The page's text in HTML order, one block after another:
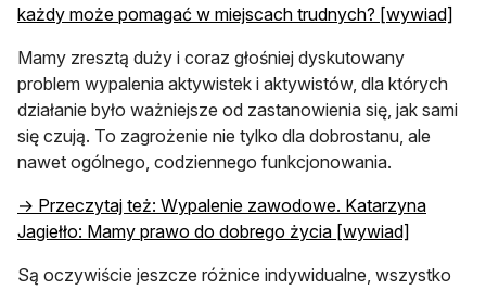
każdy może pomagać w miejscach trudnych? [wywiad]
Mamy zresztą duży i coraz głośniej dyskutowany
problem wypalenia aktywistek i aktywistów, dla których
działanie było ważniejsze od zastanowienia się, jak sami
się czują. To zagrożenie nie tylko dla dobrostanu, ale
nawet ogólnego, codziennego funkcjonowania.
→ Przeczytaj też: Wypalenie zawodowe. Katarzyna
Jagiełło: Mamy prawo do dobrego życia [wywiad]
Są oczywiście jeszcze różnice indywidualne, wszystko